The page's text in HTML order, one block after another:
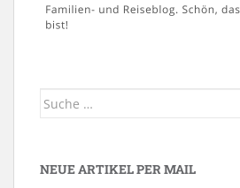
Suche
NEUE ARTIKEL PER MAIL